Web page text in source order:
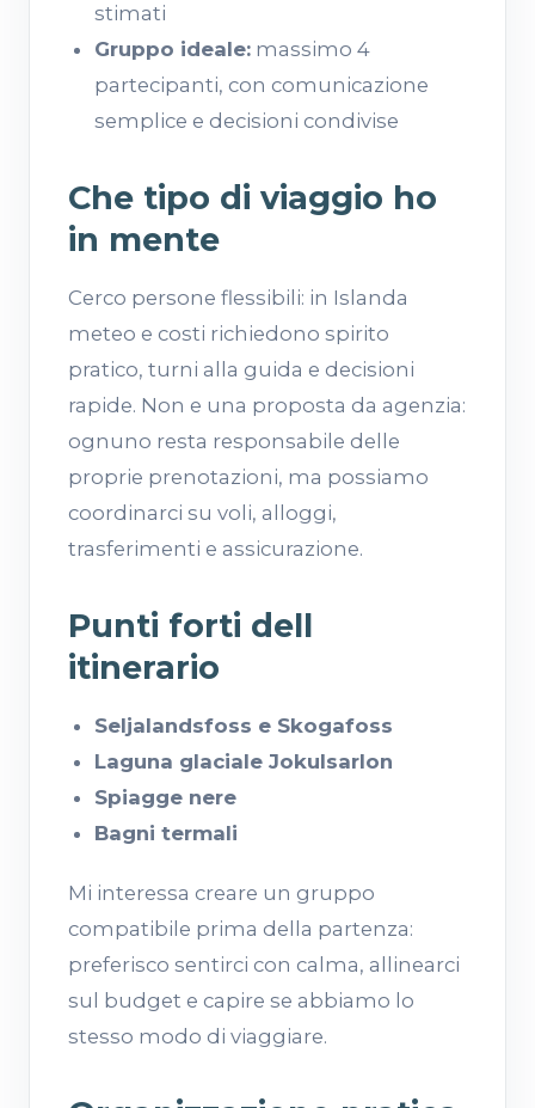
stimati
Gruppo ideale:massimo 4
partecipanti, con comunicazione
semplice e decisioni condivise
Che tipo di viaggio ho
in mente
Cerco persone flessibili: in Islanda
meteo e costi richiedono spirito
pratico, turni alla guida e decisioni
rapide. Non e una proposta da agenzia:
ognuno resta responsabile delle
proprie prenotazioni, ma possiamo
coordinarci su voli, alloggi,
trasferimenti e assicurazione.
Punti forti dell
itinerario
Seljalandsfoss e Skogafoss
Laguna glaciale Jokulsarlon
Spiagge nere
Bagni termali
Mi interessa creare un gruppo
compatibile prima della partenza:
preferisco sentirci con calma, allinearci
sul budget e capire se abbiamo lo
stesso modo di viaggiare.